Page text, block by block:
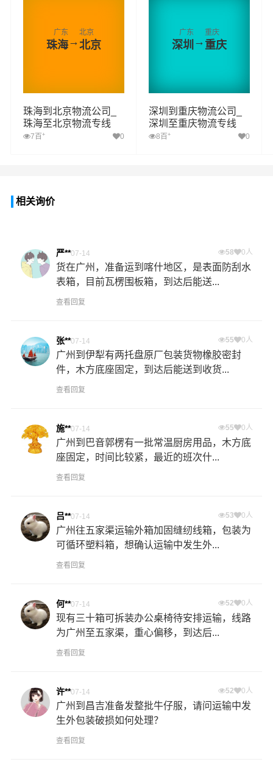
广东
珠海→
北京
北京
珠海到北京物流公司_
珠海至北京物流专线
7百 + 0
广东
深圳→
重庆
重庆
深圳到重庆物流公司_
深圳至重庆物流专线
8百 + 0
相关询价
严**07-14 58 0人
货在广州，准备运到喀什地区，是表面防刮水
表箱，目前瓦楞围板箱，到达后能送...
查看回复
张**07-14 55 0人
广州到伊犁有两托盘原厂包装货物橡胶密封
件，木方底座固定，到达后能送到收货...
查看回复
施**07-14 55 0人
广州到巴音郭楞有一批常温厨房用品，木方底
座固定，时间比较紧，最近的班次什...
查看回复
吕**07-14 53 0人
广州往五家渠运输外箱加固缝纫线箱，包装为
可循环塑料箱，想确认运输中发生外...
查看回复
何**07-14 52 0人
现有三十箱可拆装办公桌椅待安排运输，线路
为广州至五家渠，重心偏移，到达后...
查看回复
许**07-14 52 0人
广州到昌吉准备发整批牛仔服，请问运输中发
生外包装破损如何处理？
查看回复